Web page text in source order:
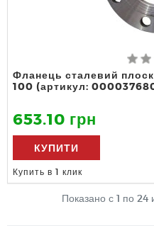
Фланець сталевий
100 (артикул:
653.10 грн
КУПИТИ
Купить в 1 клик
Показано с 1 по 24